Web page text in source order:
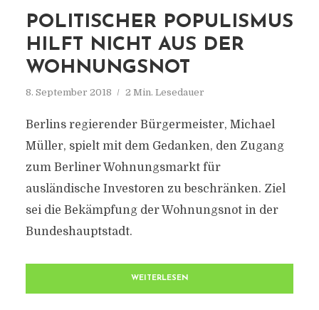
POLITISCHER POPULISMUS
HILFT NICHT AUS DER
WOHNUNGSNOT
8. September 2018 2 Min. Lesedauer
Berlins regierender Bürgermeister, Michael
Müller, spielt mit dem Gedanken, den Zugang
zum Berliner Wohnungsmarkt für
ausländische Investoren zu beschränken. Ziel
sei die Bekämpfung der Wohnungsnot in der
Bundeshauptstadt.
WEITERLESEN